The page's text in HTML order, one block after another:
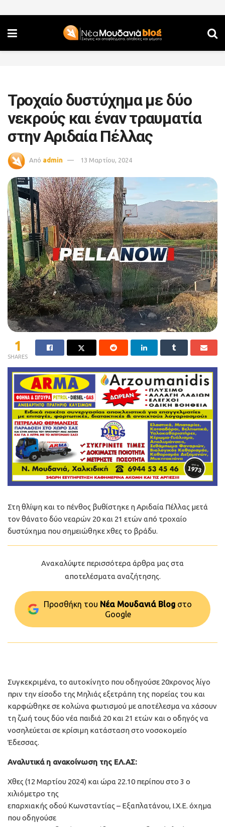
Τροχαίο δυστύχημα με δύο
νεκρούς και έναν τραυματία
στην Αριδαία Πέλλας
Από admin 13 Μαρτίου, 2024
1
SHARES
Στη θλίψη και το πένθος βυθίστηκε η Αριδαία Πέλλας μετά
τον θάνατο δύο νεαρών 20 και 21 ετών από τροχαίο
δυστύχημα που σημειώθηκε χθες το βράδυ.
Ανακαλύψτε περισσότερα άρθρα μας στα
αποτελέσματα αναζήτησης.
Προσθήκη του Νέα Μουδανιά Blog στo
Google
Συγκεκριμένα, το αυτοκίνητο που οδηγούσε 20χρονος λίγο
πριν την είσοδο της Μηλιάς εξετράπη της πορείας του και
καρφώθηκε σε κολώνα φωτισμού με αποτέλεσμα να χάσουν
τη ζωή τους δύο νέα παιδιά 20 και 21 ετών και ο οδηγός να
νοσηλεύεται σε κρίσιμη κατάσταση στο νοσοκομείο
Έδεσσας.
Αναλυτικά η ανακοίνωση της ΕΛ.ΑΣ:
Χθες (12 Μαρτίου 2024) και ώρα 22.10 περίπου στο 3 ο
χιλιόμετρο της
επαρχιακής οδού Κωνσταντίας – Εξαπλατάνου, I.X.E. όχημα
που οδηγούσε